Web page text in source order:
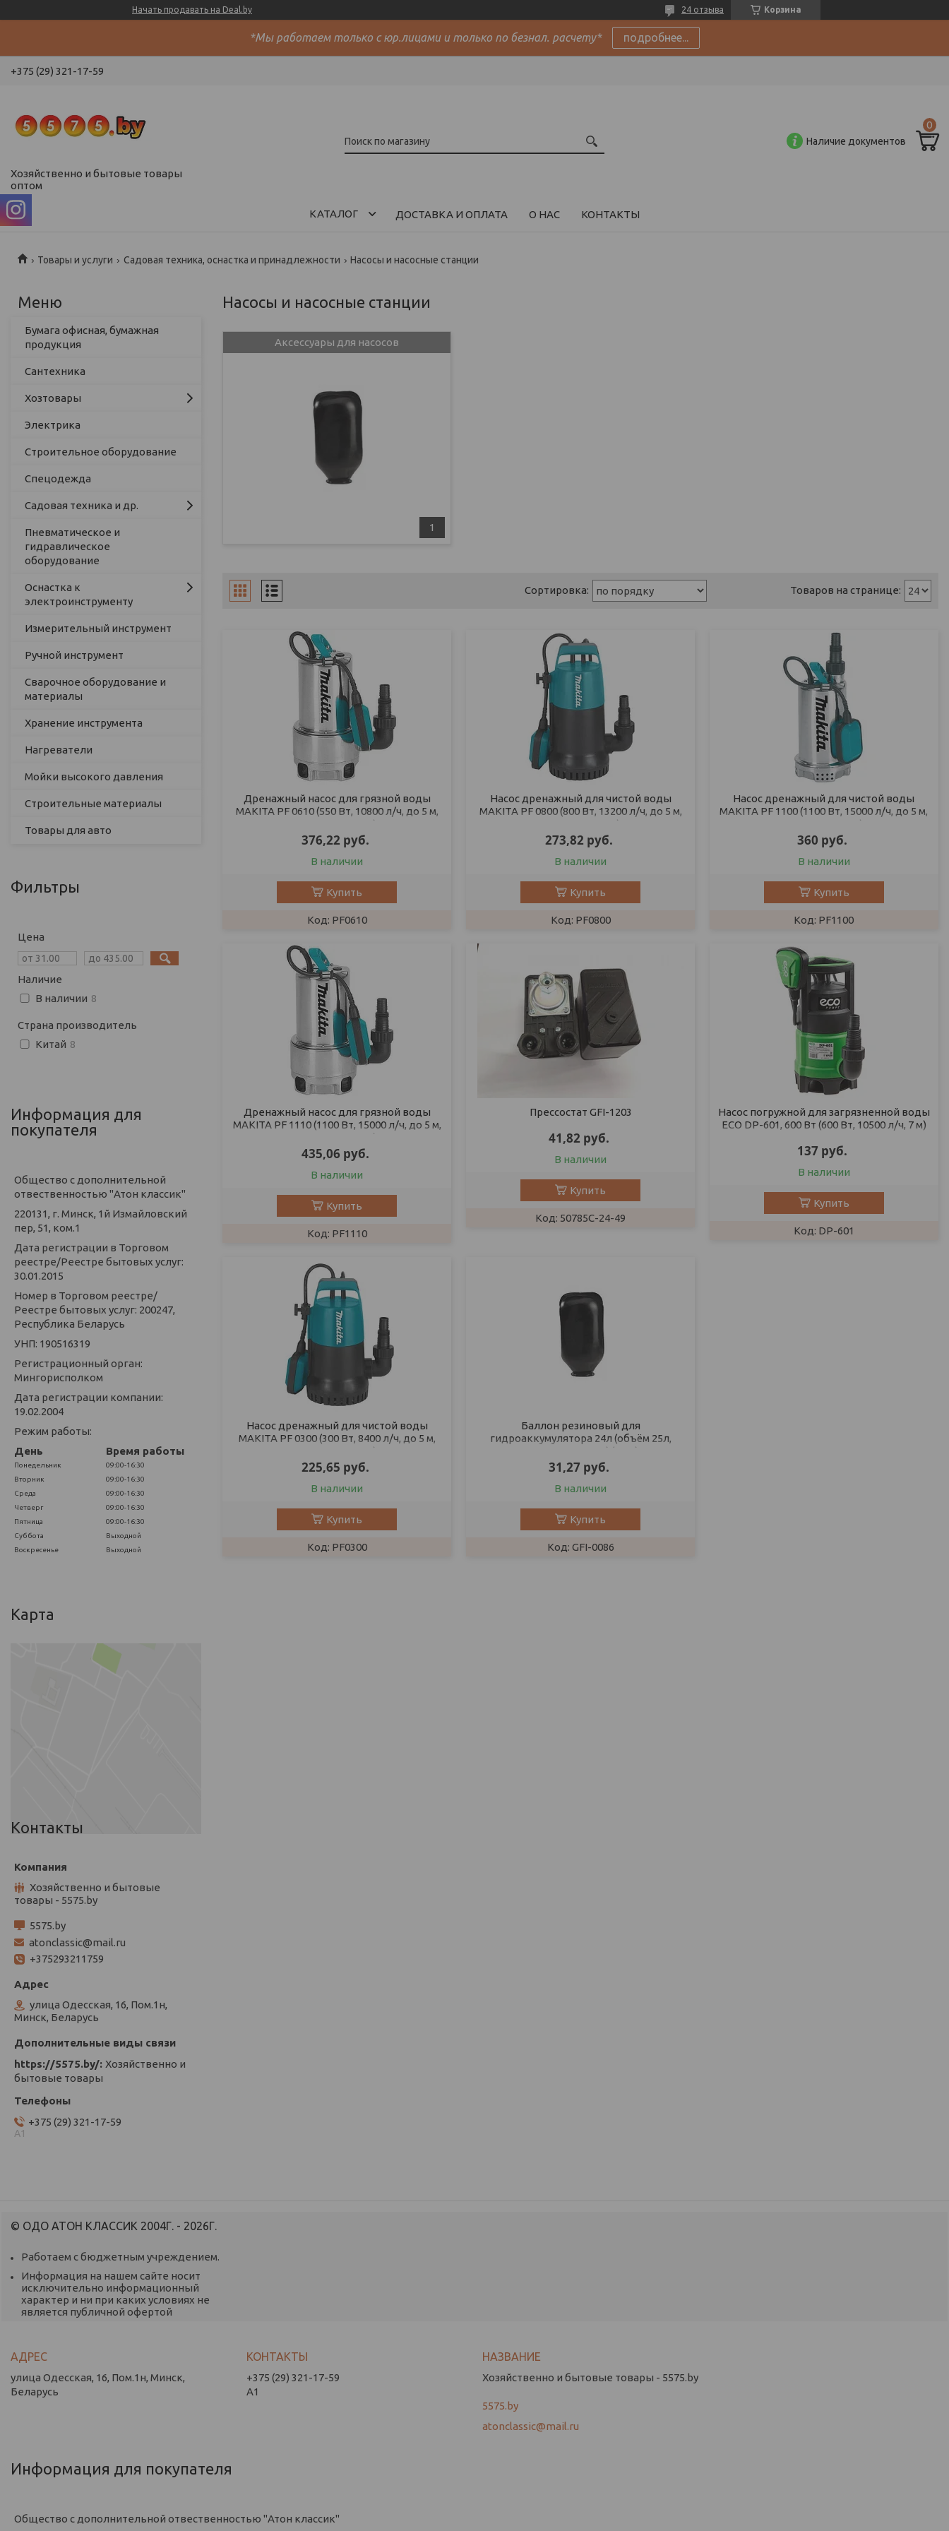
Начать продавать на Deal.by Корзина
24 отзыва
*Мы работаем только с юр.лицами и только по безнал. расчету* подробнее...
+375 (29) 321-17-59
Хозяйственно и бытовые товары
оптом
Наличие документов
КАТАЛОГ ДОСТАВКА И ОПЛАТА О НАС КОНТАКТЫ
Товары и услуги Садовая техника, оснастка и принадлежности Насосы и насосные станции
Насосы и насосные станции
1
Аксессуары для насосов
Дренажный насос для грязной воды
MAKITA PF 0610 (550 Вт, 10800 л/ч, до 5 м,
стальн. корпус)
376,22 руб.
В наличии
Купить
PF0610
Насос дренажный для чистой воды
MAKITA PF 0800 (800 Вт, 13200 л/ч, до 5 м,
пластм. корпус)
273,82 руб.
В наличии
Купить
PF0800
Насос дренажный для чистой воды
MAKITA PF 1100 (1100 Вт, 15000 л/ч, до 5 м,
стальн. корпус)
360 руб.
В наличии
Купить
PF1100
Дренажный насос для грязной воды
MAKITA PF 1110 (1100 Вт, 15000 л/ч, до 5 м,
стальн. корпус)
435,06 руб.
В наличии
Купить
PF1110
Прессостат GFI-1203
41,82 руб.
В наличии
Купить
50785C-24-49
Насос погружной для загрязненной воды
ECO DP-601, 600 Вт (600 Вт, 10500 л/ч, 7 м)
137 руб.
В наличии
Купить
DP-601
Насос дренажный для чистой воды
MAKITA PF 0300 (300 Вт, 8400 л/ч, до 5 м,
пластм. корпус)
225,65 руб.
В наличии
Купить
PF0300
Баллон резиновый для
гидроаккумулятора 24л (объём 25л,
горловина 90мм) (ECO)
31,27 руб.
В наличии
Купить
GFI-0086
Бумага офисная, бумажная
продукция
Сантехника
Хозтовары
Электрика
Строительное оборудование
Спецодежда
Садовая техника и др.
Пневматическое и
гидравлическое
оборудование
Оснастка к
электроинструменту
Измерительный инструмент
Ручной инструмент
Сварочное оборудование и
материалы
Хранение инструмента
Нагреватели
Мойки высокого давления
Строительные материалы
Товары для авто
Фильтры
Цена
Наличие
В наличии 8
Страна производитель
Китай 8
Информация для
покупателя
Общество с дополнительной
отвественностью "Атон классик"
220131, г. Минск, 1й Измайловский
пер, 51, ком.1
Дата регистрации в Торговом
реестре/Реестре бытовых услуг:
30.01.2015
Номер в Торговом реестре/
Реестре бытовых услуг: 200247,
Республика Беларусь
УНП: 190516319
Регистрационный орган:
Мингорисполком
Дата регистрации компании:
19.02.2004
Режим работы:
День
Время работы
Понедельник
09:00-16:30
Вторник
09:00-16:30
Среда
09:00-16:30
Четверг
09:00-16:30
Пятница
09:00-16:30
Суббота
Выходной
Воскресенье
Выходной
Карта
Контакты
Хозяйственно и бытовые
товары - 5575.by
5575.by
atonclassic@mail.ru
+375293211759
улица Одесская, 16, Пом.1н,
Минск, Беларусь
https://5575.by/ Хозяйственно и
бытовые товары
+375 (29) 321-17-59
А1
© ОДО АТОН КЛАССИК 2004Г. - 2026Г.
Работаем с бюджетным учреждением.
Информация на нашем сайте носит
исключительно информационный
характер и ни при каких условиях не
является публичной офертой
улица Одесская, 16, Пом.1н, Минск,
Беларусь
+375 (29) 321-17-59
А1
Хозяйственно и бытовые товары - 5575.by
5575.by
atonclassic@mail.ru
Информация для покупателя
Общество с дополнительной отвественностью "Атон классик"